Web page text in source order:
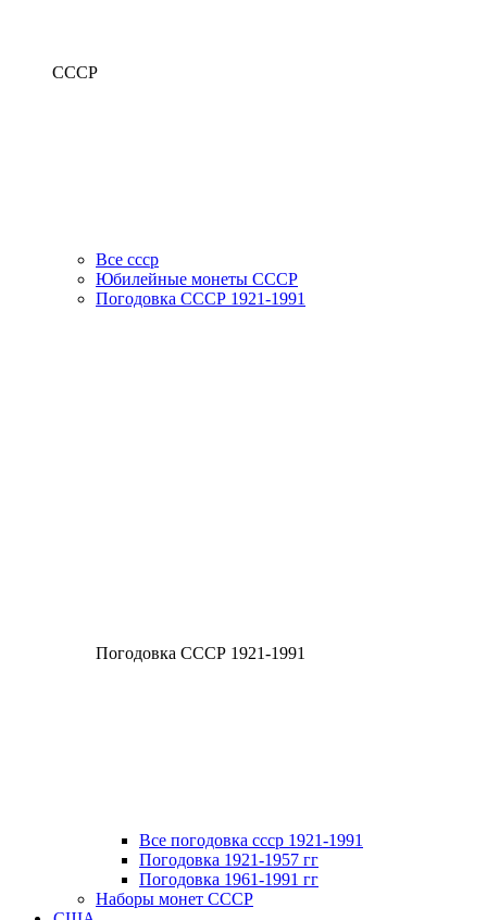
СССР
Все ссср
Юбилейные монеты СССР
Погодовка СССР 1921-1991
Погодовка СССР 1921-1991
Все погодовка ссср 1921-1991
Погодовка 1921-1957 гг
Погодовка 1961-1991 гг
Наборы монет СССР